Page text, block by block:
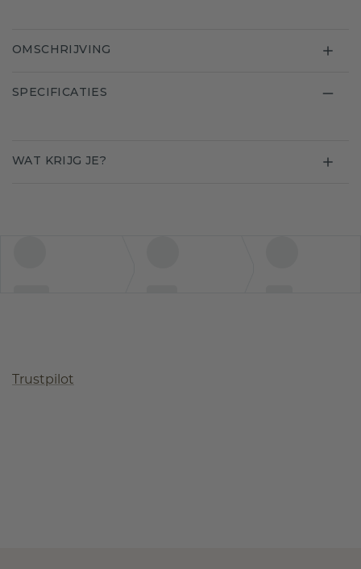
OMSCHRIJVING
SPECIFICATIES
WAT KRIJG JE?
Trustpilot